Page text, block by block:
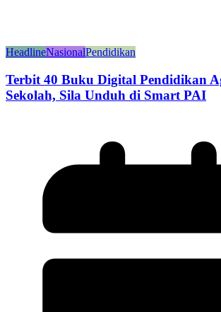
HeadlineNasionalPendidikan
Terbit 40 Buku Digital Pendidikan
Sekolah, Sila Unduh di Smart PAI